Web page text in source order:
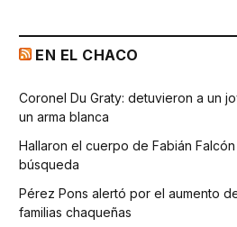
EN EL CHACO
Coronel Du Graty: detuvieron a un
un arma blanca
Hallaron el cuerpo de Fabián
búsqueda
Pérez Pons alertó por el aumento
familias chaqueñas